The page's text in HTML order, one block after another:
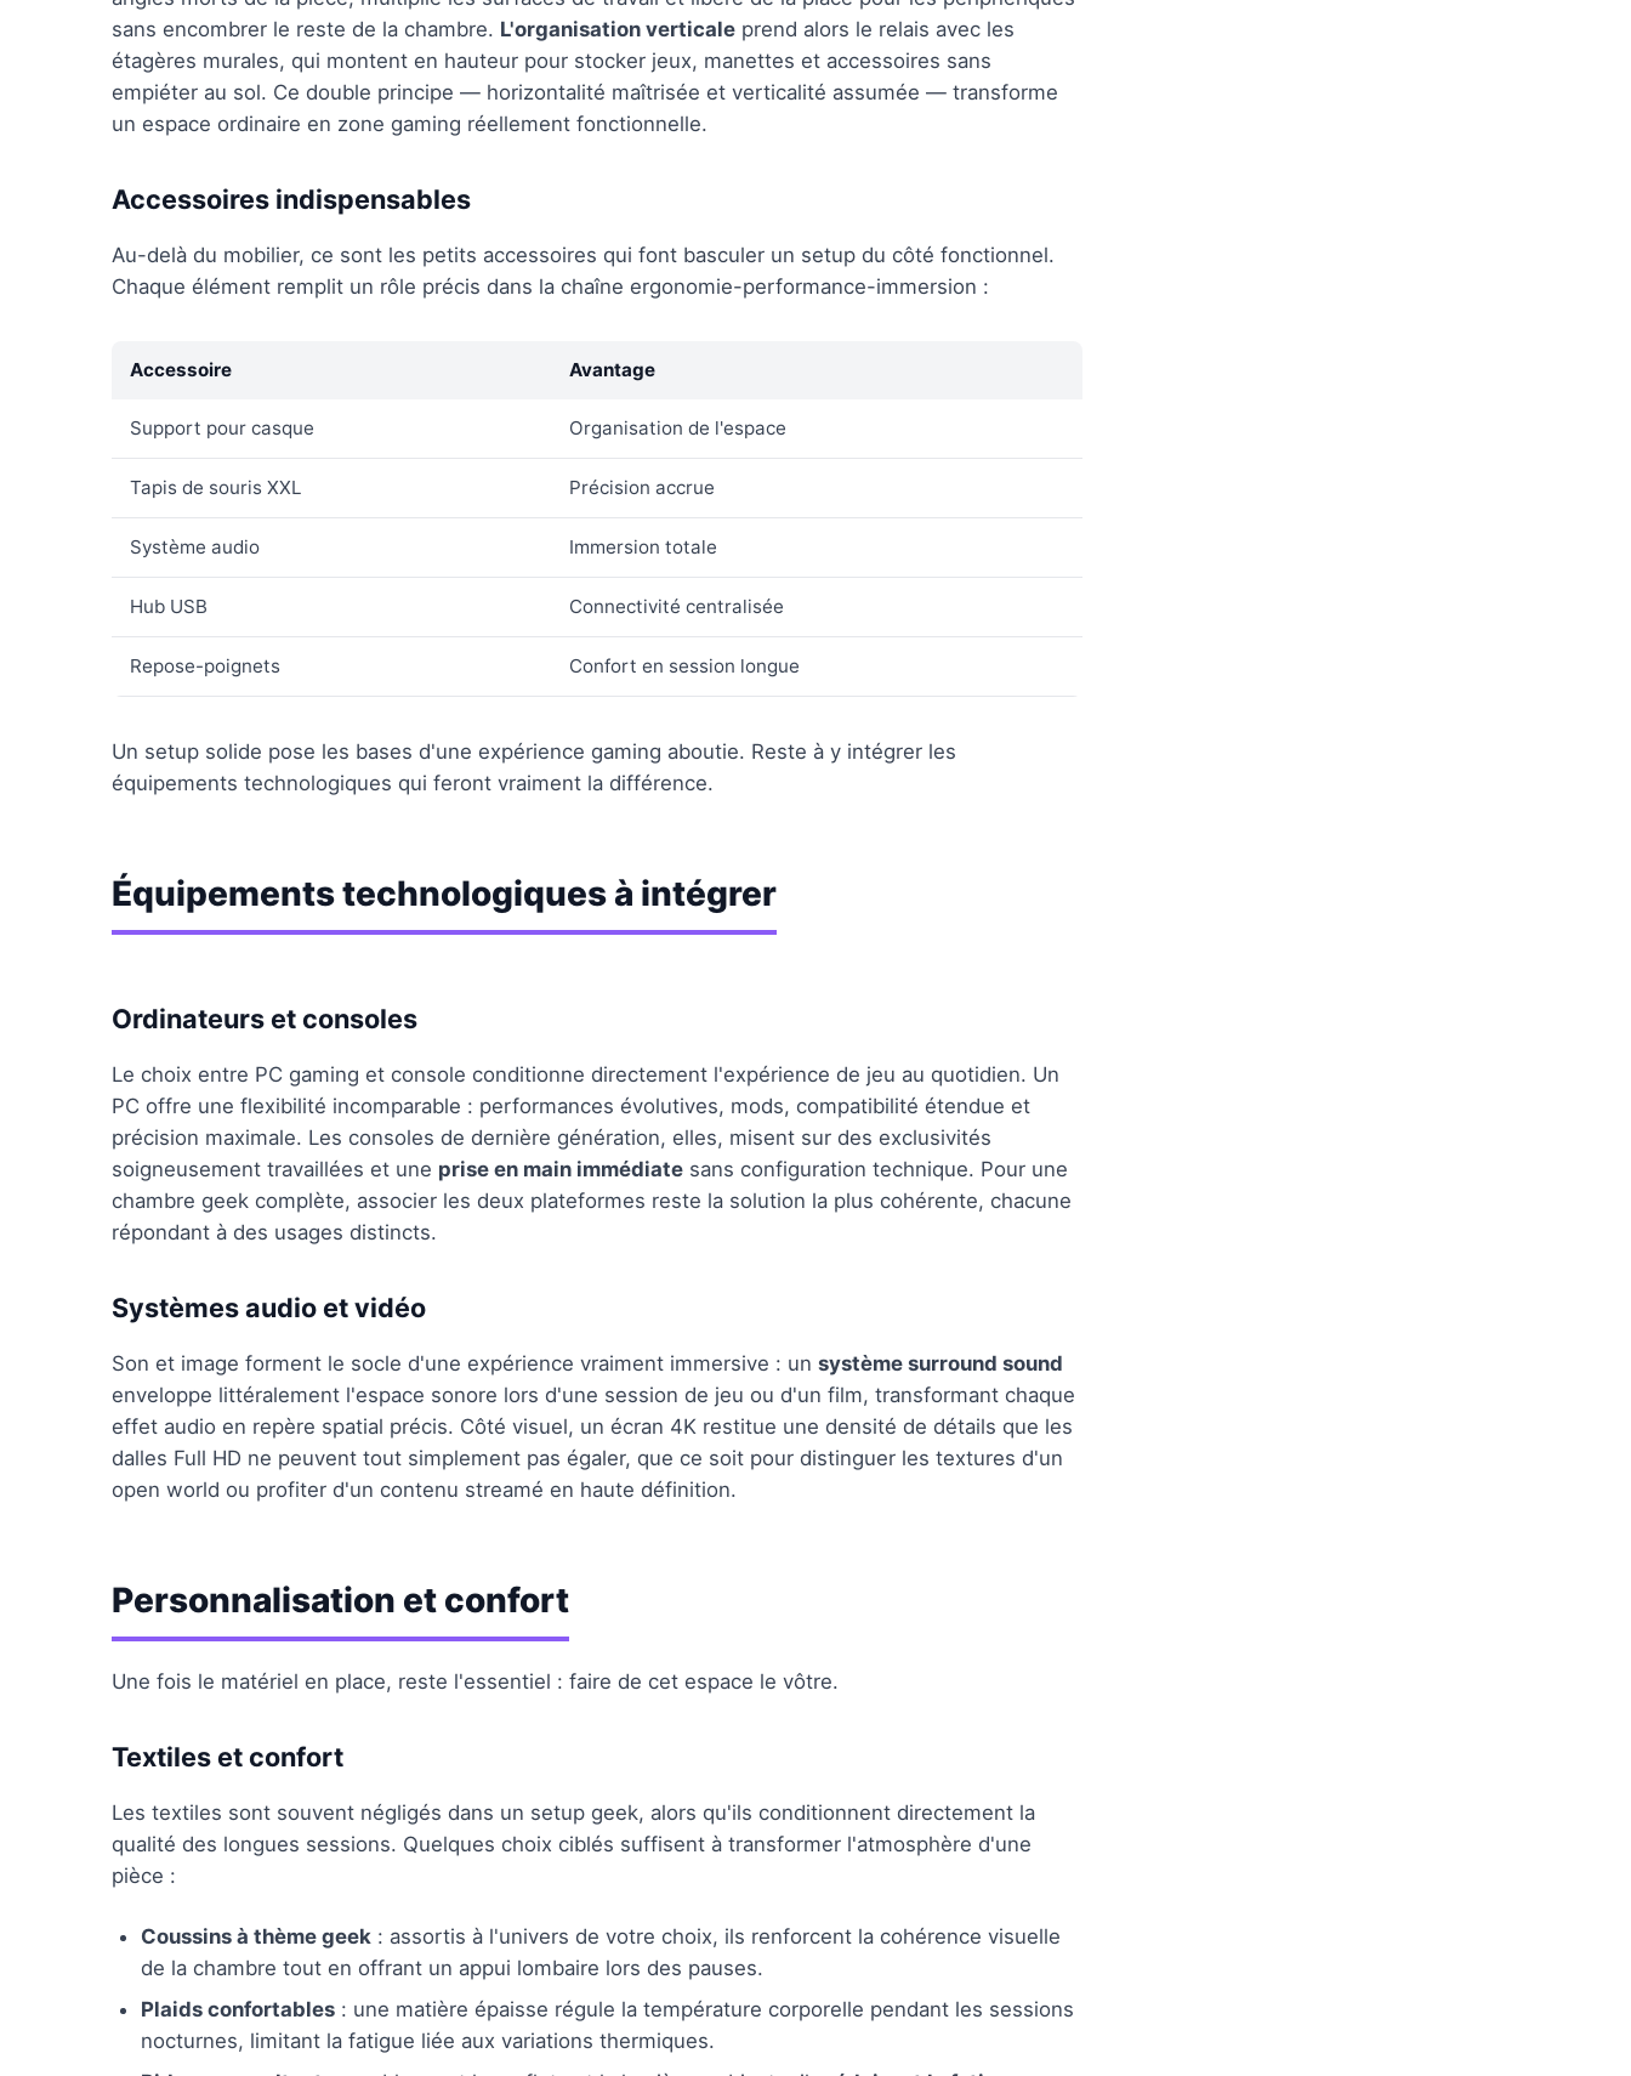
sans encombrer le reste de la chambre. L'organisation verticale prend alors le relais avec les
étagères murales, qui montent en hauteur pour stocker jeux, manettes et accessoires sans
empiéter au sol. Ce double principe — horizontalité maîtrisée et verticalité assumée — transforme
un espace ordinaire en zone gaming réellement fonctionnelle.
Accessoires indispensables
Au-delà du mobilier, ce sont les petits accessoires qui font basculer un setup du côté fonctionnel.
Chaque élément remplit un rôle précis dans la chaîne ergonomie-performance-immersion :
Accessoire Avantage
Support pour casque Organisation de l'espace
Tapis de souris XXL Précision accrue
Système audio Immersion totale
Hub USB Connectivité centralisée
Repose-poignets Confort en session longue
Un setup solide pose les bases d'une expérience gaming aboutie. Reste à y intégrer les
équipements technologiques qui feront vraiment la différence.
Équipements technologiques à intégrer
Ordinateurs et consoles
Le choix entre PC gaming et console conditionne directement l'expérience de jeu au quotidien. Un
PC offre une flexibilité incomparable : performances évolutives, mods, compatibilité étendue et
précision maximale. Les consoles de dernière génération, elles, misent sur des exclusivités
soigneusement travaillées et une prise en main immédiate sans configuration technique. Pour une
chambre geek complète, associer les deux plateformes reste la solution la plus cohérente, chacune
répondant à des usages distincts.
Systèmes audio et vidéo
Son et image forment le socle d'une expérience vraiment immersive : un système surround sound
enveloppe littéralement l'espace sonore lors d'une session de jeu ou d'un film, transformant chaque
effet audio en repère spatial précis. Côté visuel, un écran 4K restitue une densité de détails que les
dalles Full HD ne peuvent tout simplement pas égaler, que ce soit pour distinguer les textures d'un
open world ou profiter d'un contenu streamé en haute définition.
Personnalisation et confort
Une fois le matériel en place, reste l'essentiel : faire de cet espace le vôtre.
Textiles et confort
Les textiles sont souvent négligés dans un setup geek, alors qu'ils conditionnent directement la
qualité des longues sessions. Quelques choix ciblés suffisent à transformer l'atmosphère d'une
pièce :
Coussins à thème geek : assortis à l'univers de votre choix, ils renforcent la cohérence visuelle
de la chambre tout en offrant un appui lombaire lors des pauses.
Plaids confortables : une matière épaisse régule la température corporelle pendant les sessions
nocturnes, limitant la fatigue liée aux variations thermiques.